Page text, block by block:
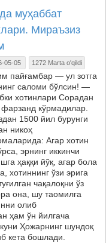
муҳаббат
Мираъзиз
05-05 1272 Marta o'qildi
пайғамбар — ул зотга
саломи бўлсин! —
хотинлари Сорадан
кўрмадилар.
1500 йил бурунги
никоҳ
Агар хотин
эрнинг иккинчи
ҳаққи йўқ, агар бола
хотиннинг ўзи эрига
чақалоқни ўз
она, шу таомилга
олиб
ҳам ўн йилгача
Ҳожарнинг шундоқ
кета бошлади.